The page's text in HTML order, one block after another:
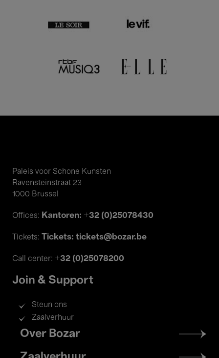
Paleis voor Schone Kunsten
Ravensteinstraat 23
1000 Brussel
Offices: Kantoren: +32 (0)25078430
Tickets: Tickets: tickets@bozar.be
Call center: +32 (0)25078200
Join & Support
Steun ons
Zaalverhuur
Footer
menu
Over Bozar